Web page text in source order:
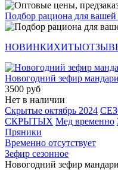
Подбор рациона для вашей
НОВИНКИХИТЫ
Новогодний зефир
3500 руб
Нет в наличии
Скрытые октябрь 2024
СКРЫТЫХ Мед временно
Пряники
Временно отсутствует
Зефир сезонное
Новогодний зефир